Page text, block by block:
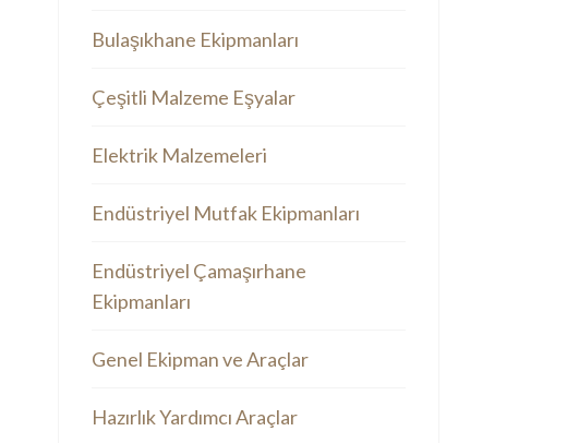
Bulaşıkhane Ekipmanları
Çeşitli Malzeme Eşyalar
Elektrik Malzemeleri
Endüstriyel Mutfak Ekipmanları
Endüstriyel Çamaşırhane
Ekipmanları
Genel Ekipman ve Araçlar
Hazırlık Yardımcı Araçlar